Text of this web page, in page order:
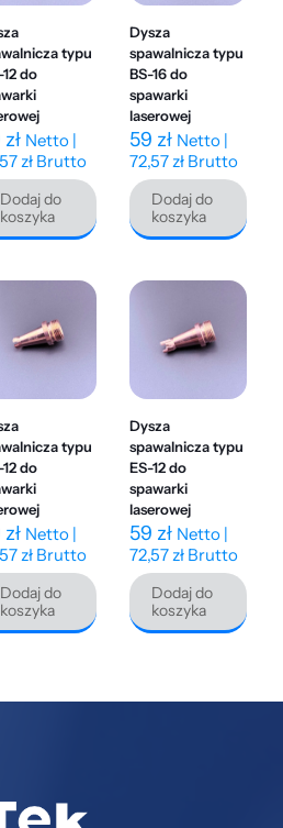
typu
do
zł Netto |
zł Brutto
Dodaj do
koszyka
Dysza
spawalnicza typu
BS-16 do
spawarki
laserowej
59 zł Netto |
72,57złBrutto
Dodaj do
koszyka
typu
do
zł Netto |
zł Brutto
Dodaj do
koszyka
Dysza
spawalnicza typu
ES-12 do
spawarki
laserowej
59 zł Netto |
72,57 złBrutto
Dodaj do
koszyka